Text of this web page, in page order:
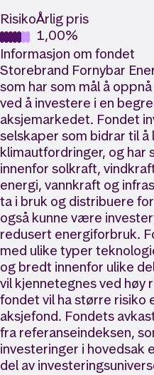
RisikoÅrlig pris
1,00%
Informasjon om fondet
Storebrand Fornybar
som har som mål å
ved å investere i en
aksjemarkedet. Fondet
selskaper som bidrar til å
klimautfordringer, og
innenfor solkraft,
energi, vannkraft og
ta i bruk og distribuere
også kunne være
redusert energiforbruk.
med ulike typer
og bredt innenfor ulike
vil kjennetegnes ved høy
fondet vil ha større risiko
aksjefond. Fondets
fra referanseindeksen,
investeringer i
del av